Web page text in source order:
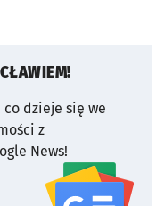
dzieje się we
z
News!